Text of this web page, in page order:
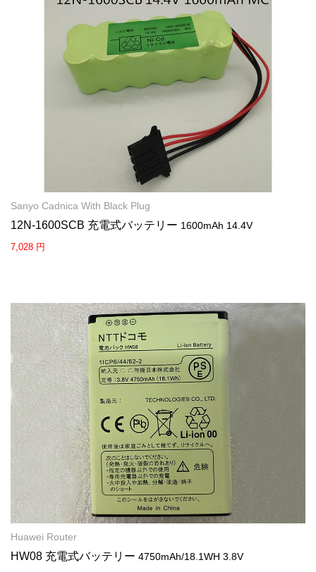
Sanyo Cadnica With Black Plug
12N-1600SCB 充電式バッテリー 1600mAh 14.4V
7,028 円
Huawei Router
HW08 充電式バッテリー 4750mAh/18.1WH 3.8V